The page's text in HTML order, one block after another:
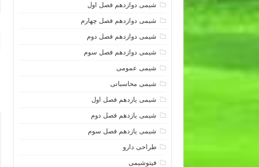
شیمی دوازدهم فصل اول
شیمی دوازدهم فصل چهارم
شیمی دوازدهم فصل دوم
شیمی دوازدهم فصل سوم
شیمی عمومی
شیمی محاسباتی
شیمی یازدهم فصل اول
شیمی یازدهم فصل دوم
شیمی یازدهم فصل سوم
طراحی دارو
فیتوشیمی